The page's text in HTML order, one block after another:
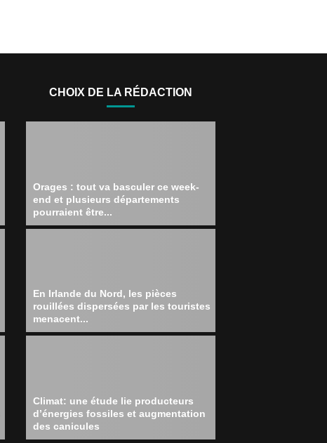
CHOIX DE LA RÉDACTION
Orages : tout va basculer ce week-
end et plusieurs départements
pourraient être...
En Irlande du Nord, les pièces
rouillées dispersées par les touristes
menacent...
Climat: une étude lie producteurs
d’énergies fossiles et augmentation
des canicules